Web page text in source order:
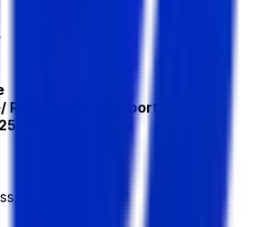
Retail/ Export-Import
8 Pass